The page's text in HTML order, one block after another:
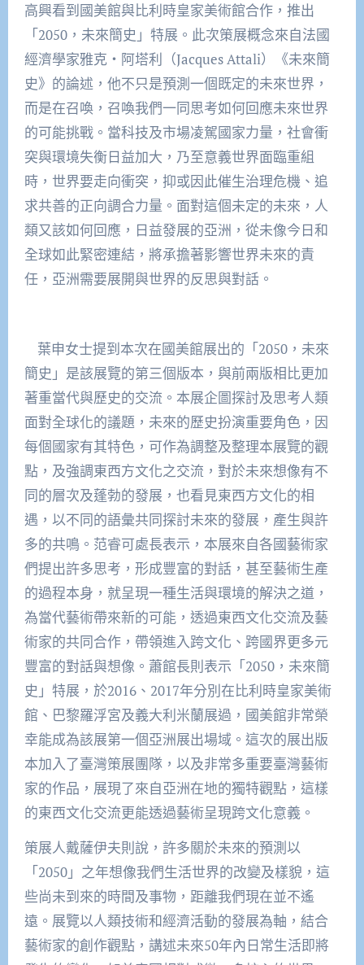
高興看到國美館與比利時皇家美術館合作，推出
「2050，未來簡史」特展。此次策展概念來自法國
經濟學家雅克‧阿塔利（Jacques Attali）《未來簡
史》的論述，他不只是預測一個既定的未來世界，
而是在召喚，召喚我們一同思考如何回應未來世界
的可能挑戰。當科技及市場凌駕國家力量，社會衝
突與環境失衡日益加大，乃至意義世界面臨重組
時，世界要走向衝突，抑或因此催生治理危機、追
求共善的正向調合力量。面對這個未定的未來，人
類又該如何回應，日益發展的亞洲，從未像今日和
全球如此緊密連結，將承擔著影響世界未來的責
任，亞洲需要展開與世界的反思與對話。
葉申女士提到本次在國美館展出的「2050，未來
簡史」是該展覽的第三個版本，與前兩版相比更加
著重當代與歷史的交流。本展企圖探討及思考人類
面對全球化的議題，未來的歷史扮演重要角色，因
每個國家有其特色，可作為調整及整理本展覽的觀
點，及強調東西方文化之交流，對於未來想像有不
同的層次及蓬勃的發展，也看見東西方文化的相
遇，以不同的語彙共同探討未來的發展，產生與許
多的共鳴。范睿可處長表示，本展來自各國藝術家
們提出許多思考，形成豐富的對話，甚至藝術生產
的過程本身，就呈現一種生活與環境的解決之道，
為當代藝術帶來新的可能，透過東西文化交流及藝
術家的共同合作，帶領進入跨文化、跨國界更多元
豐富的對話與想像。蕭館長則表示「2050，未來簡
史」特展，於2016、2017年分別在比利時皇家美術
館、巴黎羅浮宮及義大利米蘭展過，國美館非常榮
幸能成為該展第一個亞洲展出場域。這次的展出版
本加入了臺灣策展團隊，以及非常多重要臺灣藝術
家的作品，展現了來自亞洲在地的獨特觀點，這樣
的東西文化交流更能透過藝術呈現跨文化意義。
策展人戴薩伊夫則說，許多關於未來的預測以
「2050」之年想像我們生活世界的改變及樣貌，這
些尚未到來的時間及事物，距離我們現在並不遙
遠。展覽以人類技術和經濟活動的發展為軸，結合
藝術家的創作觀點，講述未來50年內日常生活即將